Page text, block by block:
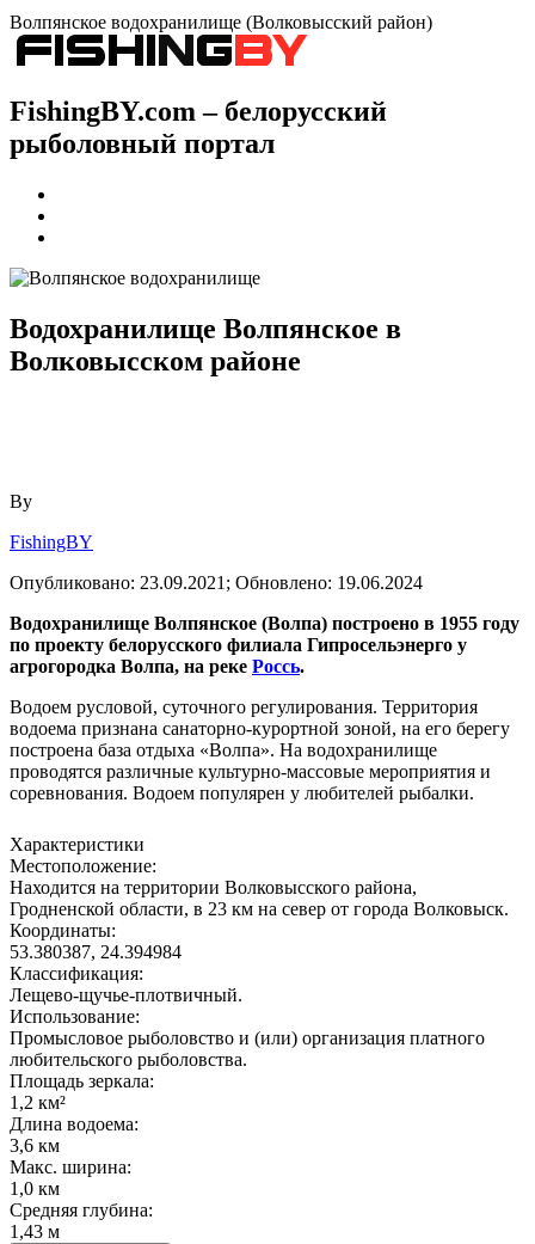
Волпянское водохранилище (Волковысский район)
FishingBY.com – белорусский
рыболовный портал
Водохранилище Волпянское в
Волковысском районе
By
FishingBY
Опубликовано: 23.09.2021; Обновлено: 19.06.2024
Водохранилище Волпянское (Волпа) построено в 1955 году
по проекту белорусского филиала Гипросельэнерго у
агрогородка Волпа, на реке Россь.
Водоем русловой, суточного регулирования. Территория
водоема признана санаторно-курортной зоной, на его берегу
построена база отдыха «Волпа». На водохранилище
проводятся различные культурно-массовые мероприятия и
соревнования. Водоем популярен у любителей рыбалки.
Характеристики
Местоположение:
Находится на территории Волковысского района,
Гродненской области, в 23 км на север от города Волковыск.
Координаты:
53.380387, 24.394984
Классификация:
Лещево-щучье-плотвичный.
Использование:
Промысловое рыболовство и (или) организация платного
любительского рыболовства.
Площадь зеркала:
1,2 км²
Длина водоема:
3,6 км
Макс. ширина:
1,0 км
Средняя глубина:
1,43 м